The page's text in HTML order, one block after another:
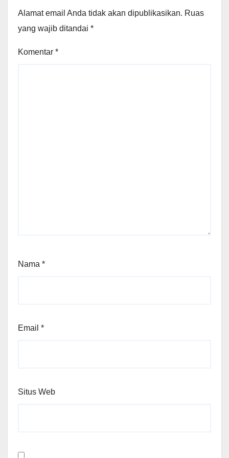
Alamat email Anda tidak akan dipublikasikan. Ruas
yang wajib ditandai *
Komentar *
Nama *
Email *
Situs Web